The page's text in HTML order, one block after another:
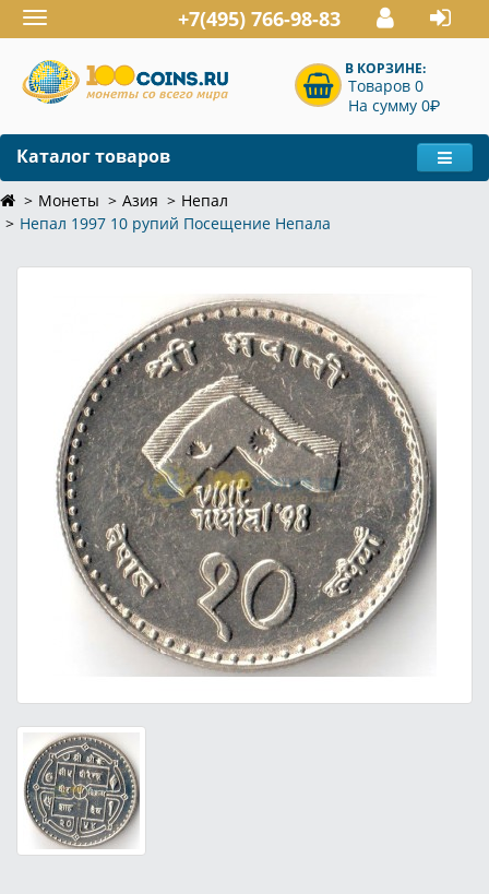
Toggle
navigation
+7(495) 766-98-83
В КОРЗИНЕ:
Товаров 0
На сумму 0P
Каталог товаров
Монеты Азия
Непал
Непал 1997 10 рупий Посещение Непала